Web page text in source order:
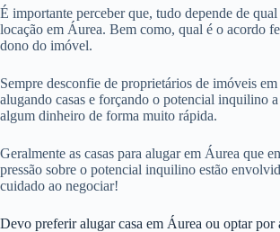
É importante perceber que, tudo depende de
locação em Áurea. Bem como, qual é o acordo
dono do imóvel.
Sempre desconfie de proprietários de imóveis
alugando casas e forçando o potencial inquilino
algum dinheiro de forma muito rápida.
Geralmente as casas para alugar em Áurea que
pressão sobre o potencial inquilino estão
cuidado ao negociar!
Devo preferir alugar casa em Áurea ou optar por